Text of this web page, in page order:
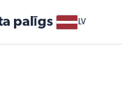
palīgs LV